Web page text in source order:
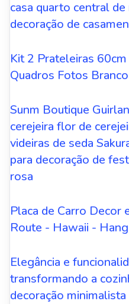
casa quarto central
decoração de
Kit 2 Prateleiras
Quadros Fotos
Sunm Boutique
cerejeira flor de
videiras de seda
para decoração de
rosa
Placa de Carro Decor
Route - Hawaii -
Elegância e
transformando a
decoração minimalista